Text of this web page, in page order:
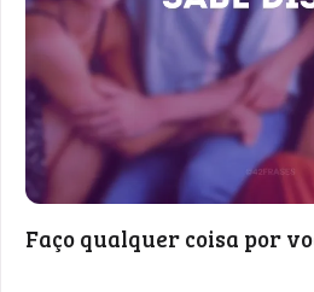
Faço qualquer coisa por